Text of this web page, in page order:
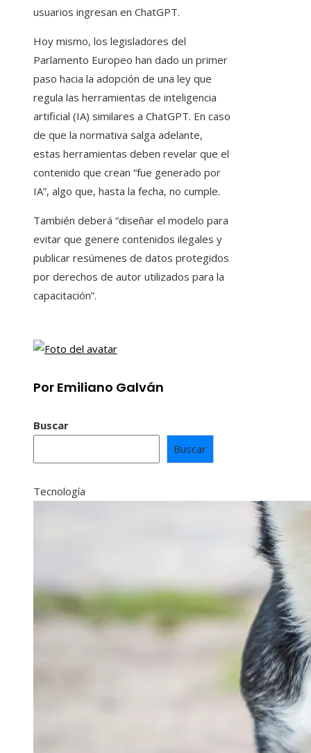
usuarios ingresan en ChatGPT.
Hoy mismo, los legisladores del
Parlamento Europeo han dado un primer
paso hacia la adopción de una ley que
regula las herramientas de inteligencia
artificial (IA) similares a ChatGPT. En caso
de que la normativa salga adelante,
estas herramientas deben revelar que el
contenido que crean “fue generado por
IA”, algo que, hasta la fecha, no cumple.
También deberá “diseñar el modelo para
evitar que genere contenidos ilegales y
publicar resúmenes de datos protegidos
por derechos de autor utilizados para la
capacitación”.
Por Emiliano Galván
Buscar
Buscar
Tecnología